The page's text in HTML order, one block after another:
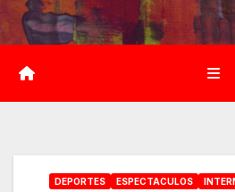
Saltar
al
contenido
DEPORTES ESPECTACULOS